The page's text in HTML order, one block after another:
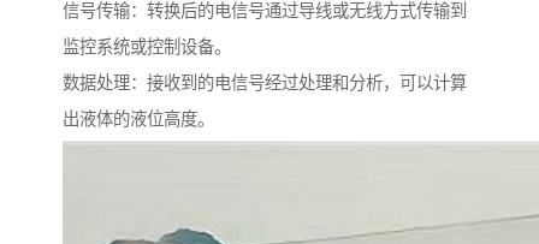
信号传输：转换后的电信号通过导线或无线方式传输到
监控系统或控制设备。
数据处理：接收到的电信号经过处理和分析，可以计算
出液体的液位高度。